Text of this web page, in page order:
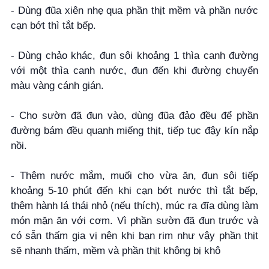
- Dùng đũa xiên nhẹ qua phần thịt mềm và phần nước
cạn bớt thì tắt bếp.
- Dùng chảo khác, đun sôi khoảng 1 thìa canh đường
với một thìa canh nước, đun đến khi đường chuyển
màu vàng cánh gián.
- Cho sườn đã đun vào, dùng đũa đảo đều để phần
đường bám đều quanh miếng thịt, tiếp tục đậy kín nắp
nồi.
- Thêm nước mắm, muối cho vừa ăn, đun sôi tiếp
khoảng 5-10 phút đến khi cạn bớt nước thì tắt bếp,
thêm hành lá thái nhỏ (nếu thích), múc ra đĩa dùng làm
món mặn ăn với cơm. Vì phần sườn đã đun trước và
có sẵn thấm gia vị nên khi bạn rim như vậy phần thịt
sẽ nhanh thấm, mềm và phần thịt không bị khô